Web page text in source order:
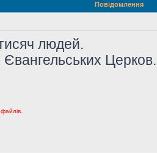
Повідомлення
людей.
Євангельських Церков.